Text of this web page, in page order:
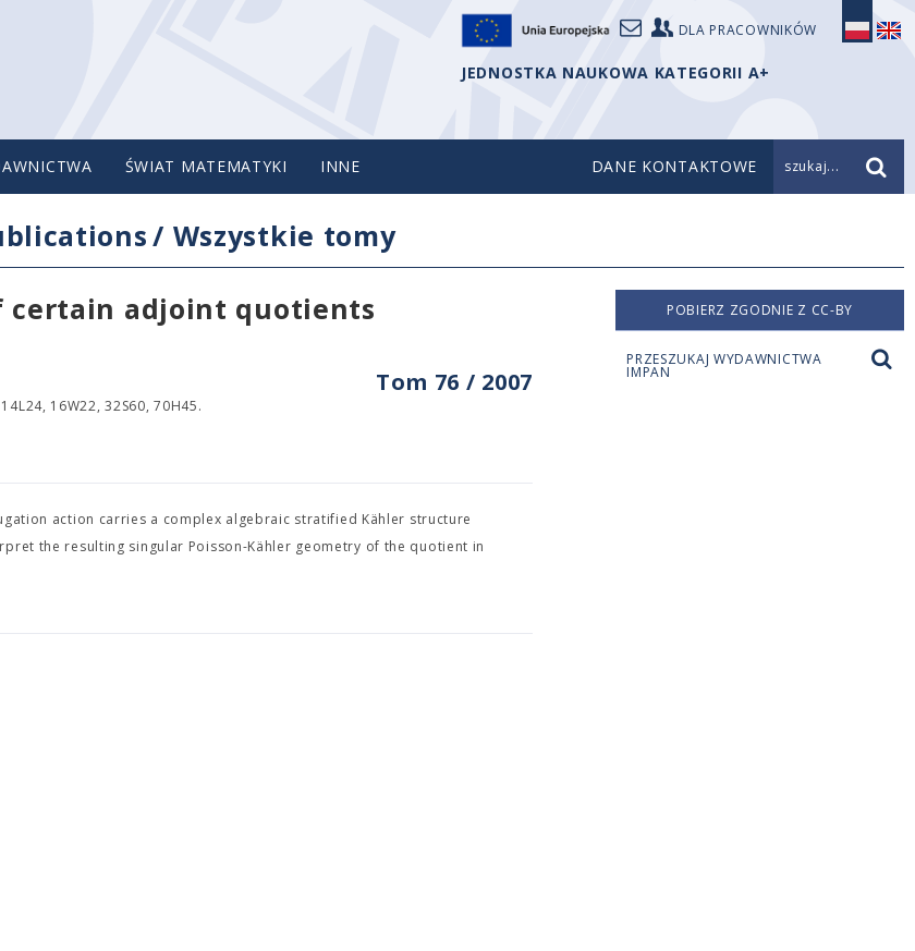
DLA PRACOWNIKÓW
JEDNOSTKA NAUKOWA KATEGORII A+
ŚWIAT MATEMATYKI INNE DANE KONTAKTOWE szukaj...
/ Wszystkie tomy
certain adjoint quotients
Tom 76 / 2007
16W22, 32S60, 70H45.
action carries a complex algebraic stratified Kähler structure
the resulting singular Poisson-Kähler geometry of the quotient in
POBIERZ ZGODNIE Z CC-BY
PRZESZUKAJ WYDAWNICTWA
IMPAN